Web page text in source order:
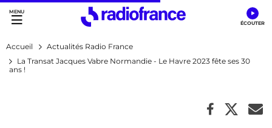
Accès direct :
Menu principal
Contenu
Accueil
Actualités Radio France
La Transat Jacques Vabre Normandie - Le Havre 2023 fête ses 30
ans !